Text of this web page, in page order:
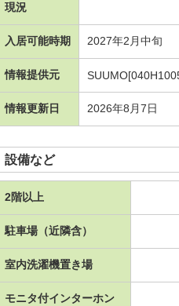
現況
入居可能時期 2027年2月中旬
情報提供元
情報更新日 2026年8月7日
設備など
2階以上
駐車場（近隣含）
室内洗濯機置き場
モニタ付インターホン